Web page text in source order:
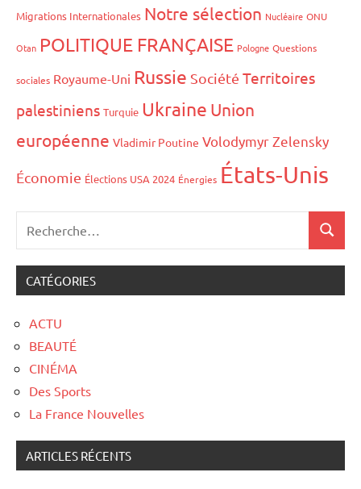
Migrations Internationales Notre sélection Nucléaire ONU
Otan POLITIQUE FRANÇAISE Pologne Questions
sociales Royaume-Uni Russie Société Territoires
palestiniens Turquie Ukraine Union
européenne Vladimir Poutine Volodymyr Zelensky
Économie Élections USA 2024 Énergies États-Unis
CATÉGORIES
ACTU
BEAUTÉ
CINÉMA
Des Sports
La France Nouvelles
ARTICLES RÉCENTS